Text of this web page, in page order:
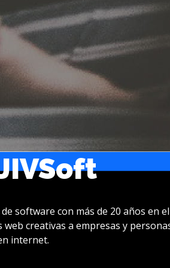
software con más de 20 años en el
creativas a empresas y
internet.